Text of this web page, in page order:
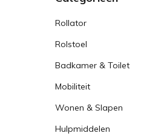
Rollator
Rolstoel
Badkamer & Toilet
Mobiliteit
Wonen & Slapen
Hulpmiddelen